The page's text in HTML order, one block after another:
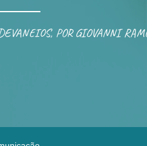
POR GIOVANNI